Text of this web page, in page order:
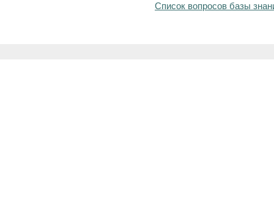
Список вопросов базы